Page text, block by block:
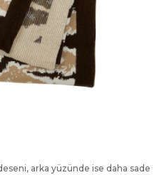
arka yüzünde ise daha sade